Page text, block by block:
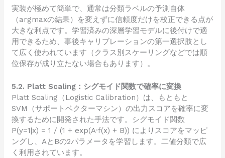
実装が極めて簡単で、通常は分類ラベルの予測自体
（argmaxの結果）を変えずに信頼度だけを校正できる点が
大きな利点です。学習済みの深層学習モデルに後付けで適
用できるため、事後キャリブレーションの第一選択肢とし
て広く使われています（クラス別スケーリングなどでは順
位保存が成り立たない場合もあります）。
5.2. Platt Scaling：シグモイド関数で確率に変換
Platt Scaling（Logistic Calibration）は、もともと
SVM（サポートベクターマシン）の出力スコアを確率に変
換するために開発された手法です。シグモイド関数
P(y=1|x) = 1 / (1 + exp(A·f(x) + B)) によりスコアをマッピ
ングし、AとBの2パラメータを学習します。二値分類で広
く利用されています。